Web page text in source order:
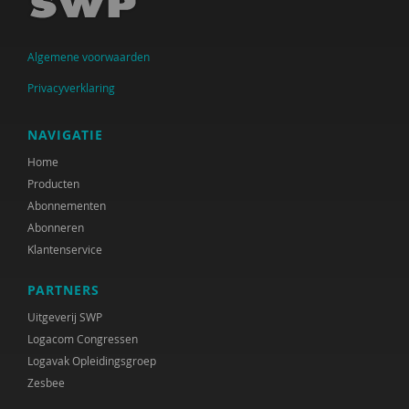
Algemene voorwaarden
Privacyverklaring
NAVIGATIE
Home
Producten
Abonnementen
Abonneren
Klantenservice
PARTNERS
Uitgeverij SWP
Logacom Congressen
Logavak Opleidingsgroep
Zesbee